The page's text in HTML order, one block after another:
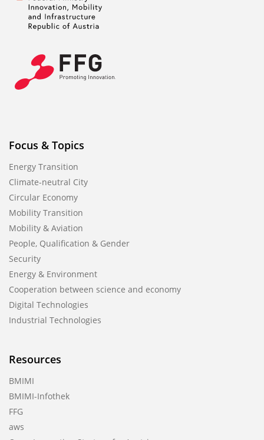
Focus & Topics
Energy Transition
Climate-neutral City
Circular Economy
Mobility Transition
Mobility & Aviation
People, Qualification & Gender
Security
Energy & Environment
Cooperation between science and economy
Digital Technologies
Industrial Technologies
Resources
BMIMI
BMIMI-Infothek
FFG
aws